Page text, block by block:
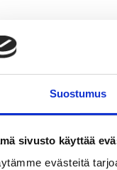
Suostumus
sivusto käyttää
evästeitä
–